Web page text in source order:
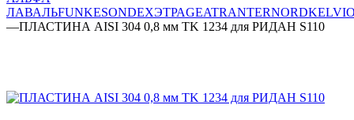
ЛАВАЛЬFUNKESONDEXЭТРАGEATRANTERNORD
—ПЛАСТИНА AISI 304 0,8 мм TK 1234 для РИДАН S110